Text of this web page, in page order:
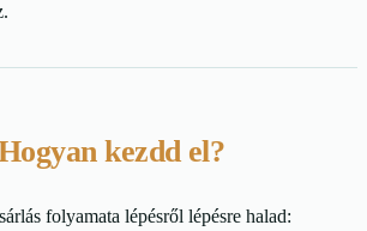
kezdd el?
folyamata lépésről lépésre halad: